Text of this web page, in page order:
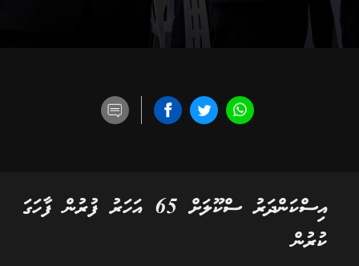
އިސްކަންދަރު ސްކޫލަށް 65 އަހަރު ފުރުން ފާހަގަ
ކުރުން